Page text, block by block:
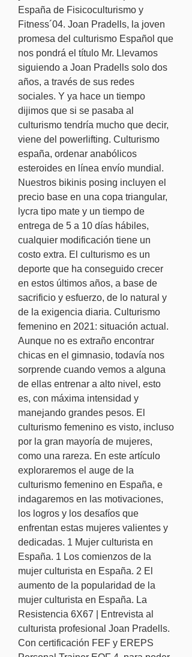
España de Fisicoculturismo y
Fitness´04. Joan Pradells, la joven
promesa del culturismo Español que
nos pondrá el título Mr. Llevamos
siguiendo a Joan Pradells solo dos
años, a través de sus redes
sociales. Y ya hace un tiempo
dijimos que si se pasaba al
culturismo tendría mucho que decir,
viene del powerlifting. Culturismo
españa, ordenar anabólicos
esteroides en línea envío mundial.
Nuestros bikinis posing incluyen el
precio base en una copa triangular,
lycra tipo mate y un tiempo de
entrega de 5 a 10 días hábiles,
cualquier modificación tiene un
costo extra. El culturismo es un
deporte que ha conseguido crecer
en estos últimos años, a base de
sacrificio y esfuerzo, de lo natural y
de la exigencia diaria. Culturismo
femenino en 2021: situación actual.
Aunque no es extraño encontrar
chicas en el gimnasio, todavía nos
sorprende cuando vemos a alguna
de ellas entrenar a alto nivel, esto
es, con máxima intensidad y
manejando grandes pesos. El
culturismo femenino es visto, incluso
por la gran mayoría de mujeres,
como una rareza. En este artículo
exploraremos el auge de la
culturismo femenino en España, e
indagaremos en las motivaciones,
los logros y los desafíos que
enfrentan estas mujeres valientes y
dedicadas. 1 Mujer culturista en
España. 1 Los comienzos de la
mujer culturista en España. 2 El
aumento de la popularidad de la
mujer culturista en España. La
Resistencia 6X67 | Entrevista al
culturista profesional Joan Pradells.
Con certificación FEF y EREPS